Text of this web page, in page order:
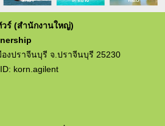
วร์ (สำนักงานใหญ่)
งปราจีนบุรี จ.ปราจีนบุรี 25230
korn.agilent